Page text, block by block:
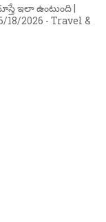
ఇలా ఉంటుంది |
18/2026 - Travel &